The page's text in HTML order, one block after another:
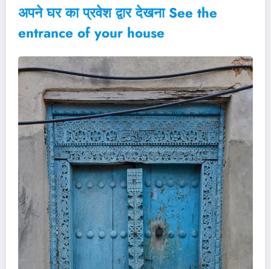
अपने घर का प्रवेश द्वार देखना See the
entrance of your house